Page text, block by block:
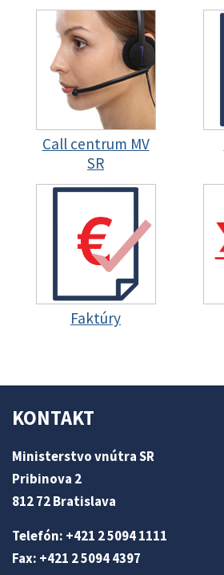
Call centrum MV
SR
Faktúry
KONTAKT
Ministerstvo vnútra SR
Pribinova 2
812 72 Bratislava
Telefón: +421 2 5094 1111
Fax: +421 2 5094 4397